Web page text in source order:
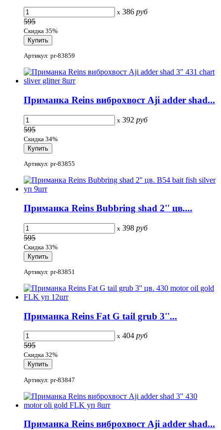
x 386 руб
595
Скидка 35%
Артикул: pr-83859
Приманка Reins виброхвост Aji adder shad...
x 392 руб
595
Скидка 34%
Артикул: pr-83855
Приманка Reins Bubbring shad 2'' цв....
x 398 руб
595
Скидка 33%
Артикул: pr-83851
Приманка Reins Fat G tail grub 3''...
x 404 руб
595
Скидка 32%
Артикул: pr-83847
Приманка Reins виброхвост Aji adder shad...